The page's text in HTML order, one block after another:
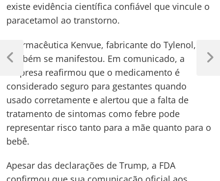
existe evidência científica confiável que vincule o
paracetamol ao transtorno.
A farmacêutica Kenvue, fabricante do Tylenol,
também se manifestou. Em comunicado, a
empresa reafirmou que o medicamento é
considerado seguro para gestantes quando
usado corretamente e alertou que a falta de
tratamento de sintomas como febre pode
representar risco tanto para a mãe quanto para o
bebê.
Apesar das declarações de Trump, a FDA
Navegação
de
Post
Previous
Next